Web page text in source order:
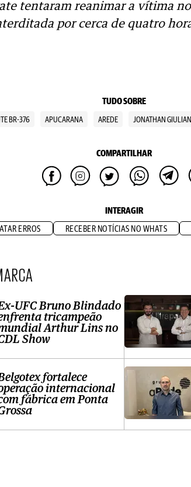
tentaram reanimar a vítima
por cerca de quatro
TUDO SOBRE
BR-376 APUCARANA AREDE JONATHAN
COMPARTILHAR
INTERAGIR
ERROS RECEBER NOTÍCIAS NO WHATS
UFC Bruno Blindado
tricampeão
Arthur Lins no
Show
fortalece
internacional
fábrica em Ponta